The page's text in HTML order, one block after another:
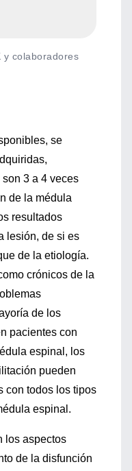
y colaboradores
se
3 a 4 veces
de la médula
resultados
lesión, de si es
de la etiología.
crónicos de la
de los
pacientes con
espinal, los
pueden
con todos los tipos
espinal.
los aspectos
de la disfunción